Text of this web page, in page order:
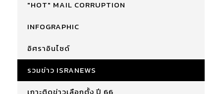
"HOT" MAIL CORRUPTION
INFOGRAPHIC
อิศราอินไซด์
รวมข่าว ISRANEWS